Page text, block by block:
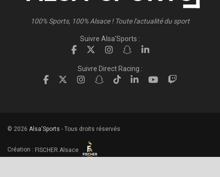
100% Sports, 100% Alsace ! Toute l'actualité du sport
Suivre Alsa'Sports :
Suivre Direct Racing :
© 2026 Alsa'Sports - Tous droits réservés
Création : FISCHER.Alsace